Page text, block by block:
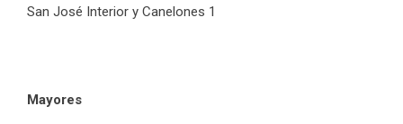
San José Interior y Canelones 1
Mayores